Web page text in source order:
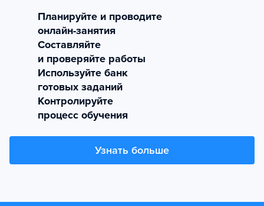
Планируйте и проводите
онлайн-занятия
Составляйте
и проверяйте работы
Используйте банк
готовых заданий
Контролируйте
процесс обучения
Узнать больше